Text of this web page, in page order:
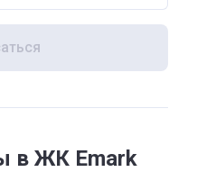
в ЖК Emark